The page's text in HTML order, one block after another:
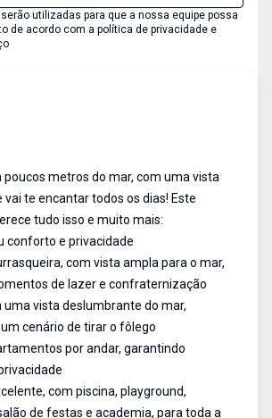
utilizadas para que a nossa equipe possa
de acordo com a política de privacidade e
poucos metros do mar, com uma vista
te encantar todos os dias! Este
tudo isso e muito mais:
conforto e privacidade
com vista ampla para o mar,
de lazer e confraternização
uma vista deslumbrante do mar,
cenário de tirar o fôlego
por andar, garantindo
com piscina, playground,
de festas e academia, para toda a